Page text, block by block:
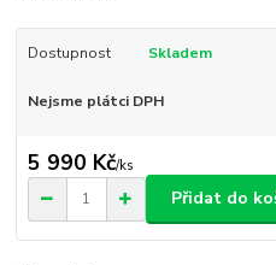
Dostupnost Skladem
Nejsme plátci DPH
5 990 Kč/ks
Přidat do